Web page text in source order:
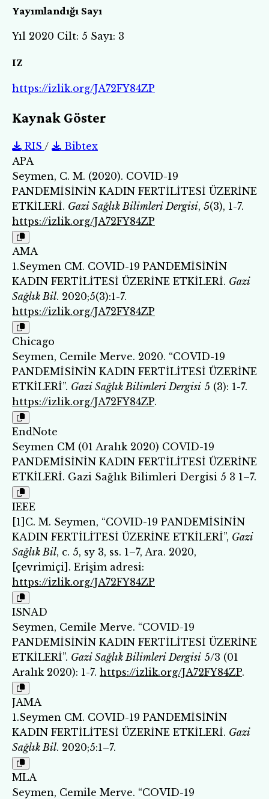
Yayımlandığı Sayı
Yıl 2020 Cilt: 5 Sayı: 3
IZ
https://izlik.org/JA72FY84ZP
Kaynak Göster
RIS /
Bibtex
APA
Seymen, C. M. (2020). COVID-19
PANDEMİSİNİN KADIN FERTİLİTESİ ÜZERİNE
ETKİLERİ. Gazi Sağlık Bilimleri Dergisi, 5(3), 1-7.
https://izlik.org/JA72FY84ZP
AMA
1.Seymen CM. COVID-19 PANDEMİSİNİN
KADIN FERTİLİTESİ ÜZERİNE ETKİLERİ. Gazi
Sağlık Bil. 2020;5(3):1-7.
https://izlik.org/JA72FY84ZP
Chicago
Seymen, Cemile Merve. 2020. “COVID-19
PANDEMİSİNİN KADIN FERTİLİTESİ ÜZERİNE
ETKİLERİ”. Gazi Sağlık Bilimleri Dergisi 5 (3): 1-7.
https://izlik.org/JA72FY84ZP.
EndNote
Seymen CM (01 Aralık 2020) COVID-19
PANDEMİSİNİN KADIN FERTİLİTESİ ÜZERİNE
ETKİLERİ. Gazi Sağlık Bilimleri Dergisi 5 3 1–7.
IEEE
[1]C. M. Seymen, “COVID-19 PANDEMİSİNİN
KADIN FERTİLİTESİ ÜZERİNE ETKİLERİ”, Gazi
Sağlık Bil, c. 5, sy 3, ss. 1–7, Ara. 2020,
[çevrimiçi]. Erişim adresi:
https://izlik.org/JA72FY84ZP
ISNAD
Seymen, Cemile Merve. “COVID-19
PANDEMİSİNİN KADIN FERTİLİTESİ ÜZERİNE
ETKİLERİ”. Gazi Sağlık Bilimleri Dergisi 5/3 (01
Aralık 2020): 1-7. https://izlik.org/JA72FY84ZP.
JAMA
1.Seymen CM. COVID-19 PANDEMİSİNİN
KADIN FERTİLİTESİ ÜZERİNE ETKİLERİ. Gazi
Sağlık Bil. 2020;5:1–7.
MLA
Seymen, Cemile Merve. “COVID-19